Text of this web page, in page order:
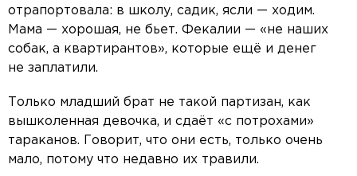
отрапортовала: в школу, садик, ясли — ходим.
Мама — хорошая, не бьет. Фекалии — «не наших
собак, а квартирантов», которые ещё и денег
не заплатили.
Только младший брат не такой партизан, как
вышколенная девочка, и сдаёт «с потрохами»
тараканов. Говорит, что они есть, только очень
мало, потому что недавно их травили.